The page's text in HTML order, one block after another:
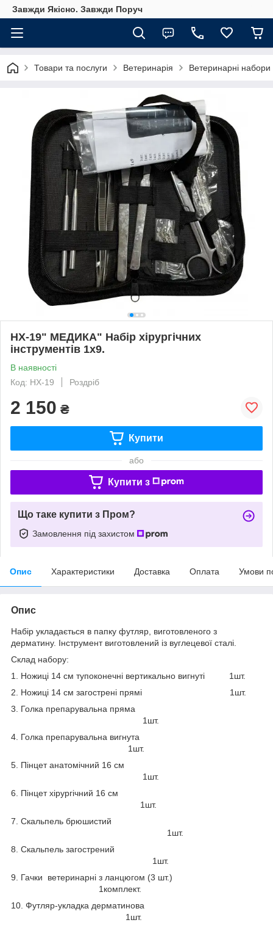
Завжди Якісно. Завжди Поруч
Товари та послуги Ветеринарія Ветеринарні набори
НХ-19" МЕДИКА" Набір хірургічних
інструментів 1х9.
В наявності
Код: HX-19
Роздріб
2 150 ₴
Купити
або
Купити з
Що таке купити з Пром?
Замовлення під захистом
Опис Характеристики Доставка Оплата Умови
Опис
Набір укладається в папку футляр, виготовленого з
дерматину. Інструмент виготовлений із вуглецевої сталі.
Склад набору:
1. Ножиці 14 см тупоконечні вертикально вигнуті 1шт.
2. Ножиці 14 см загострені прямі 1шт.
3. Голка препарувальна пряма
1шт.
4. Голка препарувальна вигнута
1шт.
5. Пінцет анатомічний 16 см
1шт.
6. Пінцет хірургічний 16 см
1шт.
7. Скальпель брюшистий
1шт.
8. Скальпель загострений
1шт.
9. Гачки ветеринарні з ланцюгом (3 шт.)
1комплект.
10. Футляр-укладка дерматинова
1шт.